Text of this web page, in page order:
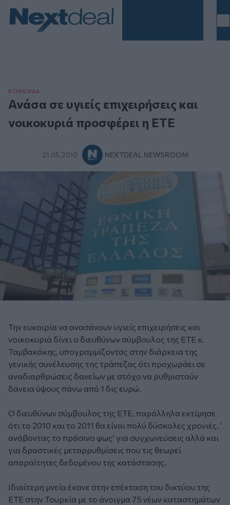
ΚΟΙΝΩΝΙΑ
Ανάσα σε υγιείς επιχειρήσεις και
νοικοκυριά προσφέρει η ΕΤΕ
21.05.2010 NEXTDEAL NEWSROOM
Την ευκαιρία να ανασάνουν υγιείς επιχειρήσεις και
νοικοκυριά δίνει ο διευθύνων σύμβουλος της ΕΤΕ κ.
Ταμβακάκης, υπογραμμίζοντας στην διάρκεια της
γενικής συνέλευσης της τράπεζας ότι προχωράει σε
αναδιαρθρώσεις δανείων με στόχο να ρυθμιστούν
δάνεια ύψους πάνω από 1 δις ευρώ.
Ο διευθύνων σύμβουλος της ΕΤΕ, παράλληλα εκτίμησε
ότι το 2010 και το 2011 θα είναι πολύ δύσκολες χρονιές, ‘
ανάβοντας το πράσινο φως’ για συγχωνεύσεις αλλά και
για δραστικές μεταρρυθμίσεις που τις θεωρεί
απαραίτητες δεδομένου της κατάστασης.
Ιδιαίτερη μνεία έκανε στην επέκταση του δικτύου της
ΕΤΕ στην Τουρκία με το άνοιγμα 75 νέων καταστημάτων